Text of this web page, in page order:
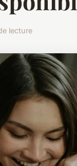
lecture